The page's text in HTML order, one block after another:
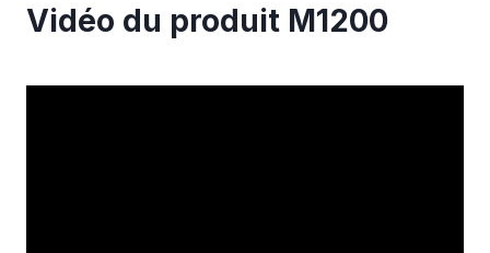
Vidéo du produit M1200